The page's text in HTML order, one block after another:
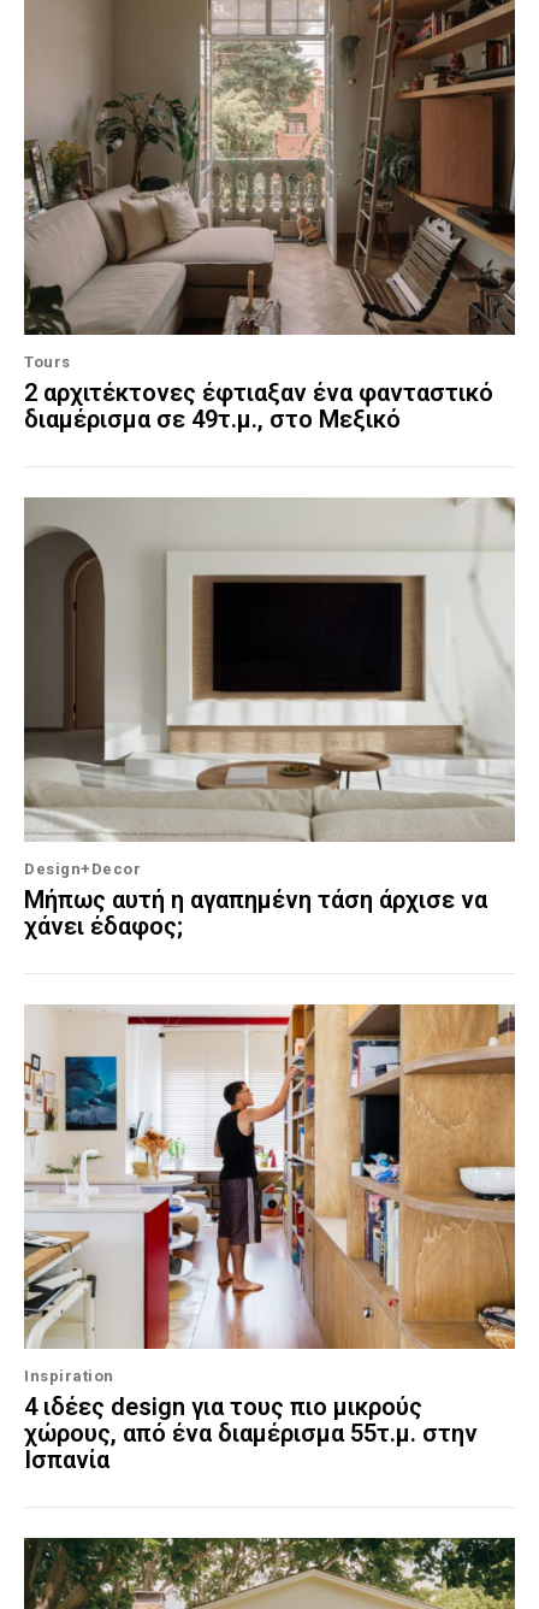
Tours
2 αρχιτέκτονες έφτιαξαν ένα φανταστικό
διαμέρισμα σε 49τ.μ., στο Μεξικό
Design+Decor
Μήπως αυτή η αγαπημένη τάση άρχισε να
χάνει έδαφος;
Inspiration
4 ιδέες design για τους πιο μικρούς
χώρους, από ένα διαμέρισμα 55τ.μ. στην
Ισπανία